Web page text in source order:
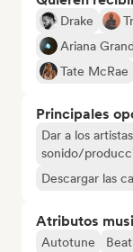
Drake
Ariana
Tate McRae
Principales
Dar a los
sonido/
Descargar las
Atributos
Autotune